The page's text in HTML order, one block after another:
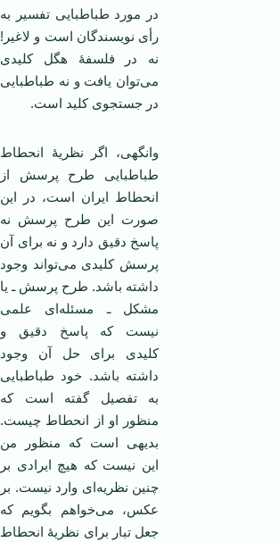
در مورد طباطبایی تفسیر به
رأی نویسندگان است و لاغیر!
نه در فلسفۀ هگل کلیدی
می‌توان یافت و نه طباطبایی
در جستجوی کلید است.
وانگهی، اگر نظریۀ انحطاط
طباطبایی طرح پرسش از
انحطاط ایران است، در این
صورت این طرح پرسش نه
پاسخ دقیق دارد و نه برای آن
پرسش کلیدی می‌تواند وجود
داشته باشد. طرح پرسش ـ یا
مشکل ـ مسئله‌ای علمی
نیست که پاسخ دقیق و
کلیدی برای حل آن وجود
داشته باشد. خود طباطبایی
به تفصیل گفته است که
منظور او از انحطاط چیست.
بدیهی است که منظور من
این نیست که هیچ ایرادی بر
چنین نظریه‌ای وارد نیست. بر
عکس، می‌خواهم بگویم که
جعل تبار برای نظریۀ انحطاط